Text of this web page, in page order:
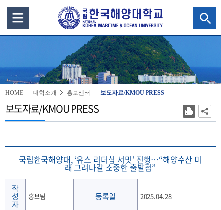
HOME 대학소개 홍보센터 보도자료/KMOU PRESS
보도자료/KMOU PRESS
국립한국해양대, ‘유스 리더십 서밋’ 진행…“해양수산 미
래 그려나갈 소중한 출발점”
작
성
자
홍보팀 등록일 2025.04.28